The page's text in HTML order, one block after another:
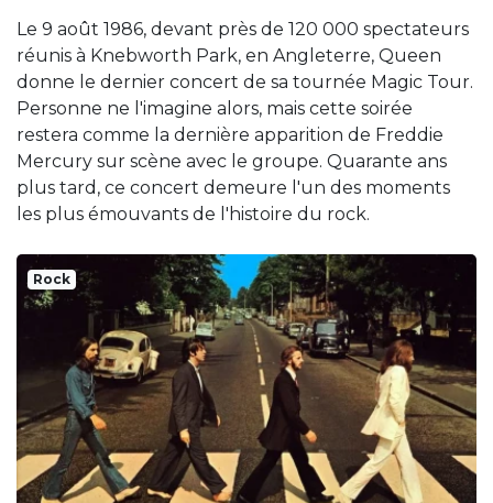
Le 9 août 1986, devant près de 120 000 spectateurs
réunis à Knebworth Park, en Angleterre, Queen
donne le dernier concert de sa tournée Magic Tour.
Personne ne l'imagine alors, mais cette soirée
restera comme la dernière apparition de Freddie
Mercury sur scène avec le groupe. Quarante ans
plus tard, ce concert demeure l'un des moments
les plus émouvants de l'histoire du rock.
Rock